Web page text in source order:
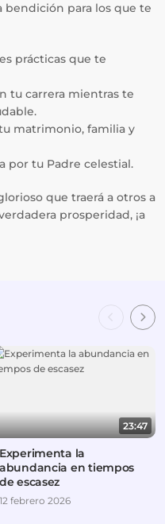
bendición para los que te
prácticas que te
tu carrera mientras te
matrimonio, familia y
por tu Padre celestial.
que traerá a otros a
prosperidad, ¡a
23:47
Experimenta la
abundancia en tiempos
de escasez
12 febrero 2026